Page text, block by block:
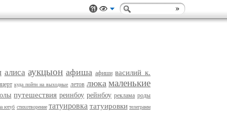
алиса аукцыон афиша афиши василий к.
куда пойти на выходные летов люка маленькие
путешествия реинбоу рейнбоу реклама роды
ютуб стихотворение татуировка татуировки телеграмм